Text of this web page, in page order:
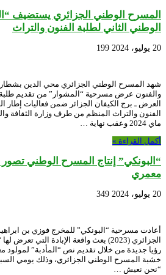
المسرح الوطني الجزائري يستضيف
الوطني الثاني لطلبة الفنون والتراث
20 يوليو، 2024 199
شهد المسرح الوطني الجزائري محي الدين
والفنون عرض مسرحية “المشوار” من تقديم طلبة
العرض ـ برج الكيفان الجزائر ضمن فعاليات إطار
ماي 2024 وعقب نهاية …
أكمل القراءة »
“البونكي” إنتاج المسرح الوطني تصور
معمري
20 يوليو، 2024 349
أعادت مسرحية “البونكي” للمخرج فوزي بن
الجزائري (2023) بعث واقعة الإبادة التي
رؤيا جديدة من خلال تقديم نص “المأدبة”
“نحن نعيش …